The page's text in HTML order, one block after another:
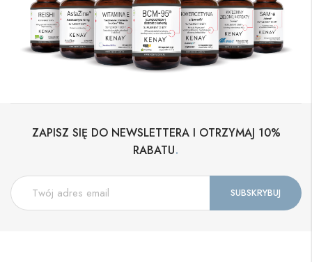
ZAPISZ SIĘ DO NEWSLETTERA I OTRZYMAJ 10%
RABATU.